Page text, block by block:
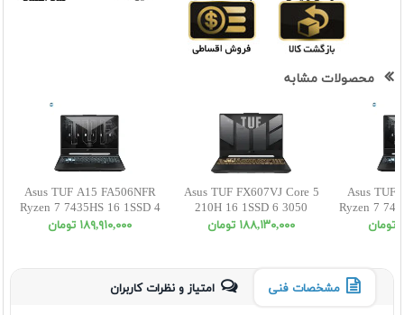
محصولات مشابه
Asus TUF A15 FA506NFR
Ryzen 7 7435HS 16 1SSD 4
RTX2050 FHD
١٨٩,٩١٠,٠٠٠ تومان
Asus TUF FX607VJ Core 5
210H 16 1SSD 6 3050
WUXGA
١٨٨,١٣٠,٠٠٠ تومان
Asus TUF
Ryzen 7
مشخصات فنی امتیاز و نظرات کاربران